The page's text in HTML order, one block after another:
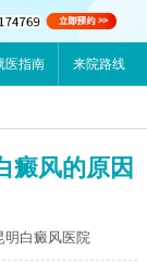
医指南 来院路线
癜风的原因
明白癜风医院